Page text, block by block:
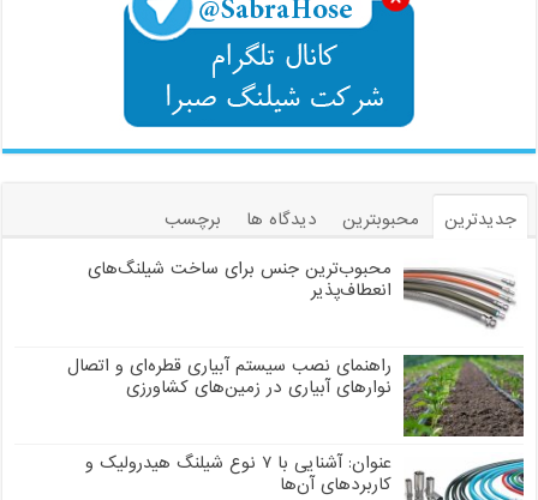
جدیدترین محبوبترین دیدگاه ها
برچسب
محبوب‌ترین جنس برای ساخت شیلنگ‌های
انعطاف‌پذیر
راهنمای نصب سیستم آبیاری قطره‌ای و اتصال
نوارهای آبیاری در زمین‌های کشاورزی
عنوان: آشنایی با ۷ نوع شیلنگ هیدرولیک و
کاربردهای آن‌ها